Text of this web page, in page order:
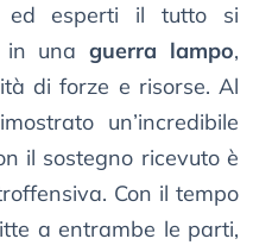
ed esperti il tutto si
in unaguerra lampo,
di forze e risorse. Al
un’incredibile
il sostegno ricevuto è
Con il tempo
a entrambe le parti,